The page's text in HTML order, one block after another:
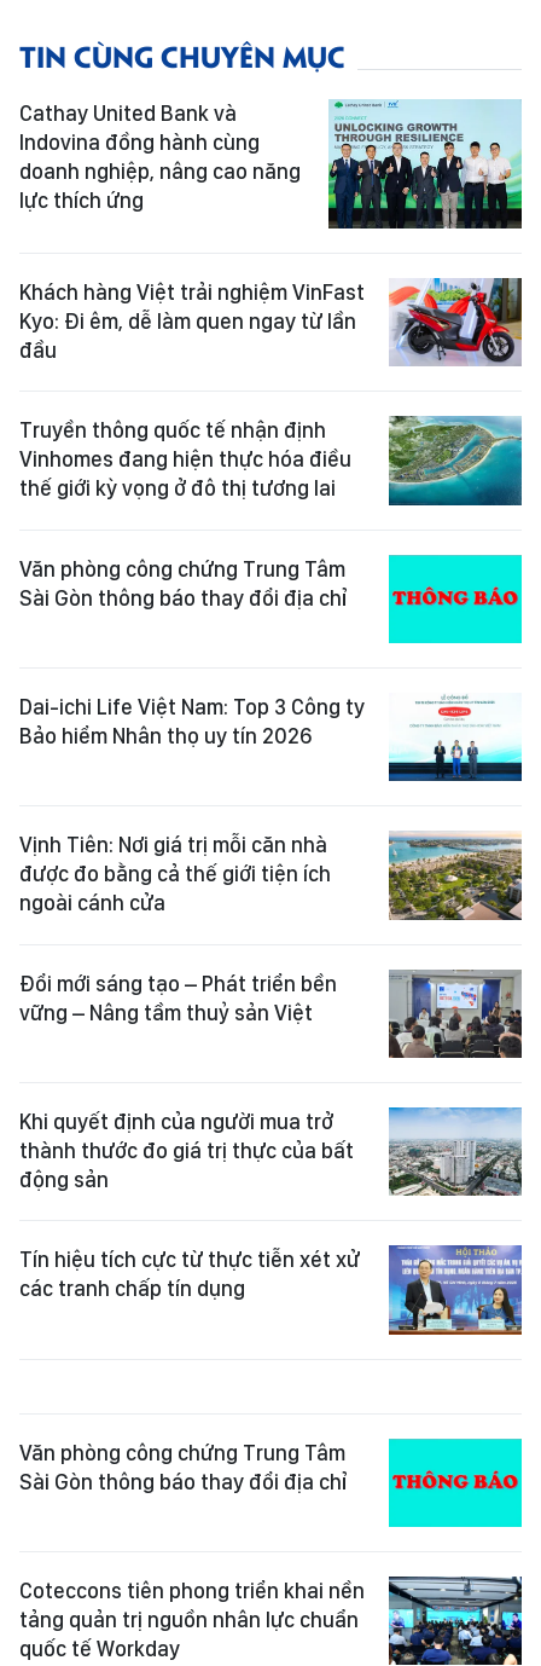
TIN CÙNG CHUYÊN MỤC
Cathay United Bank và
Indovina đồng hành cùng
doanh nghiệp, nâng cao năng
lực thích ứng
Khách hàng Việt trải nghiệm VinFast
Kyo: Đi êm, dễ làm quen ngay từ lần
đầu
Truyền thông quốc tế nhận định
Vinhomes đang hiện thực hóa điều
thế giới kỳ vọng ở đô thị tương lai
Văn phòng công chứng Trung Tâm
Sài Gòn thông báo thay đổi địa chỉ
Dai-ichi Life Việt Nam: Top 3 Công ty
Bảo hiểm Nhân thọ uy tín 2026
Vịnh Tiên: Nơi giá trị mỗi căn nhà
được đo bằng cả thế giới tiện ích
ngoài cánh cửa
Đổi mới sáng tạo – Phát triển bền
vững – Nâng tầm thuỷ sản Việt
Khi quyết định của người mua trở
thành thước đo giá trị thực của bất
động sản
Tín hiệu tích cực từ thực tiễn xét xử
các tranh chấp tín dụng
Văn phòng công chứng Trung Tâm
Sài Gòn thông báo thay đổi địa chỉ
Coteccons tiên phong triển khai nền
tảng quản trị nguồn nhân lực chuẩn
quốc tế Workday